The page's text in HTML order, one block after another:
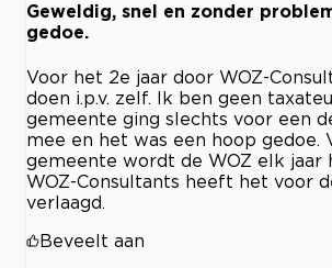
Geweldig, snel en zonder
gedoe.
Voor het 2e jaar door WOZ-
doen i.p.v. zelf. Ik ben geen
gemeente ging slechts voor een
mee en het was een hoop gedoe.
gemeente wordt de WOZ elk jaar
WOZ-Consultants heeft het voor
verlaagd.
Beveelt aan